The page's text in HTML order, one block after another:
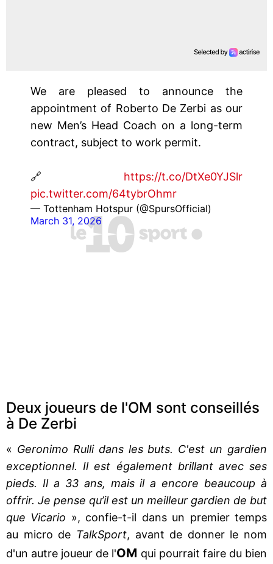
We are pleased to announce the
appointment of Roberto De Zerbi as our
new Men’s Head Coach on a long-term
contract, subject to work permit.
🔗 https://t.co/DtXe0YJSlr
pic.twitter.com/64tybrOhmr
— Tottenham Hotspur (@SpursOfficial)
March 31, 2026
Deux joueurs de l'OM sont conseillés
à De Zerbi
« Geronimo Rulli dans les buts. C'est un gardien
exceptionnel. Il est également brillant avec ses
pieds. Il a 33 ans, mais il a encore beaucoup à
offrir. Je pense qu’il est un meilleur gardien de but
que Vicario », confie-t-il dans un premier temps
au micro de TalkSport, avant de donner le nom
d'un autre joueur de l'OM qui pourrait faire du bien